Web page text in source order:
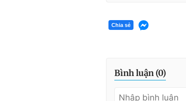
Chia sẻ
Bình luận (0)